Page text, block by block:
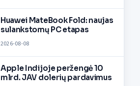
Huawei MateBook Fold: naujas
sulankstomų PC etapas
2026-08-08
Apple Indijoje peržengė 10
mlrd. JAV dolerių pardavimus